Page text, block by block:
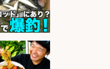
る!さか
気に!店長
求人ボックス